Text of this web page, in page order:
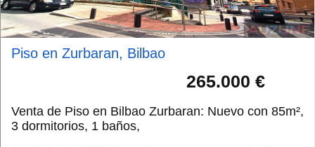
Piso en Zurbaran, Bilbao
265.000 €
Venta de Piso en Bilbao Zurbaran: Nuevo con 85m²,
3 dormitorios, 1 baños,